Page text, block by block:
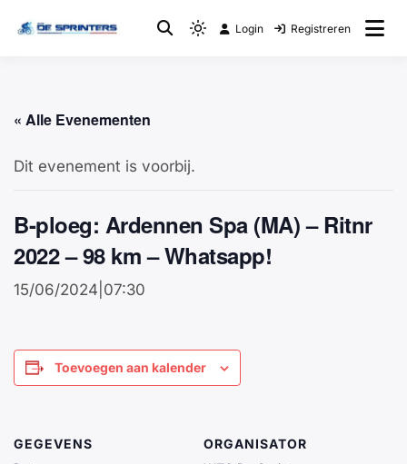
Fietsclub Login Registreren
« Alle Evenementen
Dit evenement is voorbij.
B-ploeg: Ardennen Spa (MA) – Ritnr
2022 – 98 km – Whatsapp!
15/06/2024|07:30
Toevoegen aan kalender
GEGEVENS
ORGANISATOR